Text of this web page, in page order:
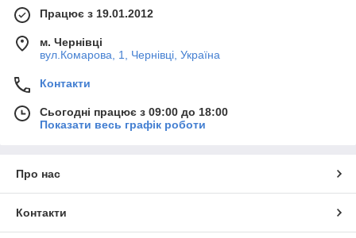
Працює з 19.01.2012
м. Чернівці
вул.Комарова, 1, Чернівці, Україна
Контакти
Сьогодні працює з 09:00 до 18:00
Показати весь графік роботи
Про нас
Контакти